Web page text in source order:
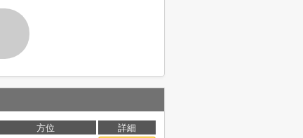
方位
詳細